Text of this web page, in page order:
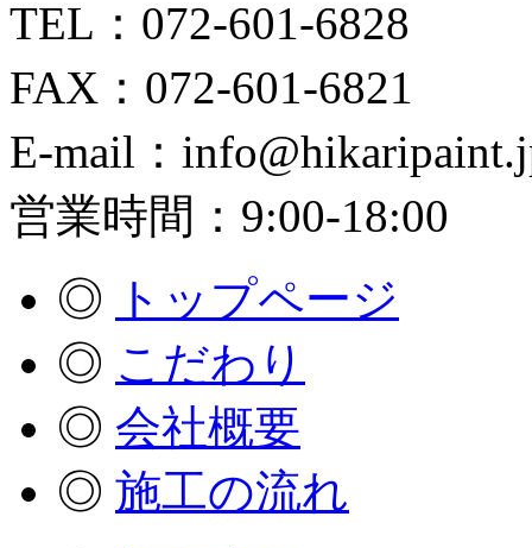
TEL：072-601-6828
FAX：072-601-6821
E-mail：
営業時間：9:00-18:00
◎
トップページ
◎ こだわり
◎ 会社概要
◎ 施工の流れ